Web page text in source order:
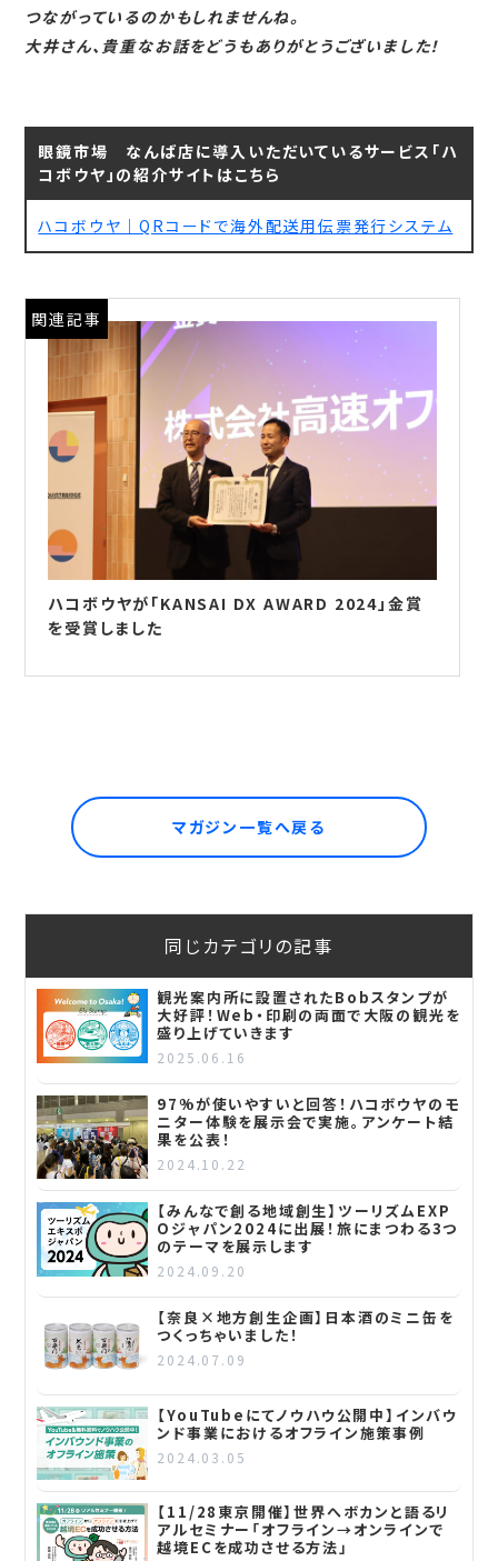
つながっているのかもしれませんね。
大井さん、貴重なお話をどうもありがとうございました！
眼鏡市場 なんば店に導入いただいているサービス「ハ
コボウヤ」の紹介サイトはこちら
ハコボウヤ｜QRコードで海外配送用伝票発行システム
関連記事
ハコボウヤが「KANSAI DX AWARD 2024」金賞
を受賞しました
同じカテゴリの記事
観光案内所に設置されたBobスタンプが
大好評！Web・印刷の両面で大阪の観光を
盛り上げていきます
2025.06.16
97%が使いやすいと回答！ハコボウヤのモ
ニター体験を展示会で実施。アンケート結
果を公表！
2024.10.22
【みんなで創る地域創生】ツーリズムEXP
Oジャパン2024に出展！旅にまつわる3つ
のテーマを展示します
2024.09.20
【奈良×地方創生企画】日本酒のミニ缶を
つくっちゃいました！
2024.07.09
【YouTubeにてノウハウ公開中】インバウ
ンド事業におけるオフライン施策事例
2024.03.05
【11/28東京開催】世界へボカンと語るリ
アルセミナー「オフライン→オンラインで
越境ECを成功させる方法」
マガジン一覧へ戻る